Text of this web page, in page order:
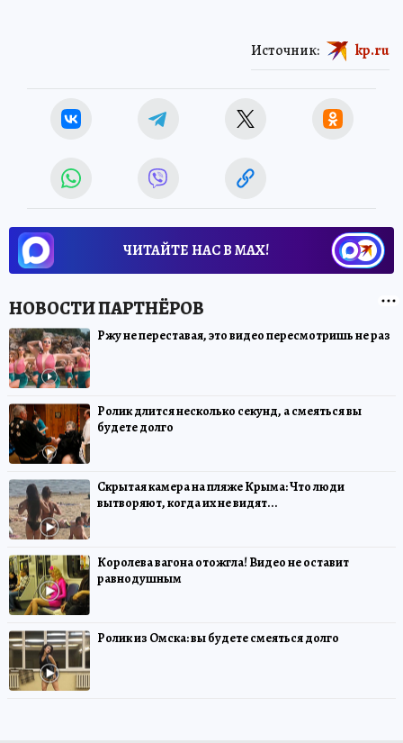
Источник: kp.ru
ЧИТАЙТЕ НАС В МАХ!
Ржу не переставая, это видео пересмотришь не раз
Ролик длится несколько секунд, а смеяться вы
будете долго
Скрытая камера на пляже Крыма: Что люди
вытворяют, когда их не видят...
Королева вагона отожгла! Видео не оставит
равнодушным
Ролик из Омска: вы будете смеяться долго